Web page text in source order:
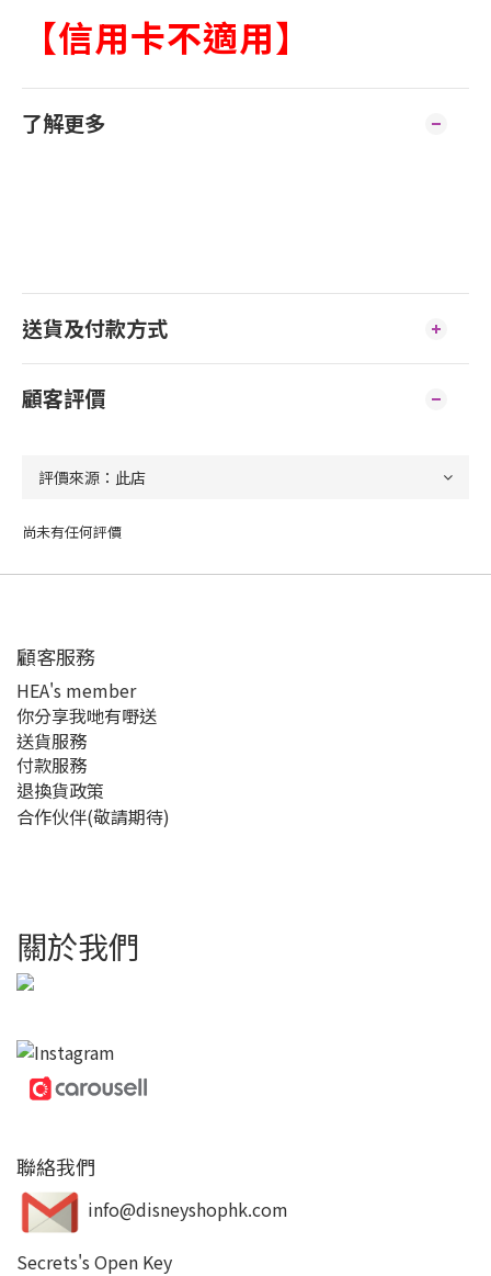
【信用卡不適用】
了解更多
送貨及付款方式
顧客評價
尚未有任何評價
顧客服務
HEA's member
你分享我哋有嘢送
送貨服務
付款服務
退換貨政策
合作伙伴(敬請期待)
關於我們
聯絡我們
info@disneyshophk.com
Secrets's Open Key